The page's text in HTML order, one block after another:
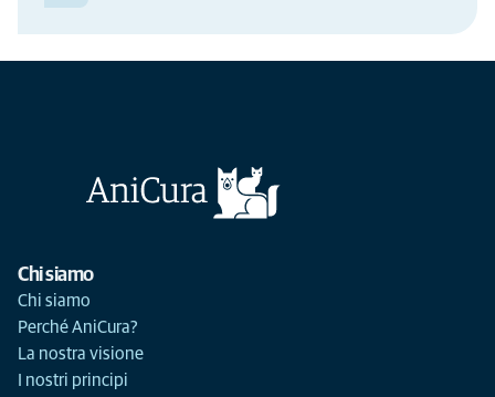
Chi siamo
Chi siamo
Perché AniCura?
La nostra visione
I nostri principi